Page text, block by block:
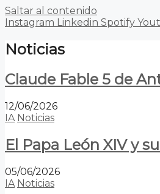
Saltar al contenido
Instagram Linkedin Spotify
Noticias
Claude Fable 5 de
12/06/2026
IA Noticias
El Papa León XIV y
05/06/2026
IA Noticias